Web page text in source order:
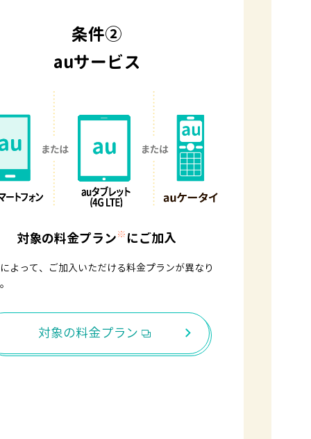
条件②
auサービス
対象の料金プラン※ にご加入
よって、ご加入いただける料金プランが異なり
対象の料金プラン